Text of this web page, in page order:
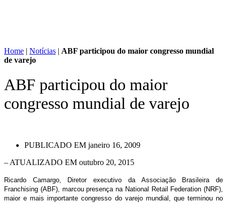
Home | Notícias | ABF participou do maior congresso mundial
de varejo
ABF participou do maior
congresso mundial de varejo
PUBLICADO EM janeiro 16, 2009
– ATUALIZADO EM outubro 20, 2015
Ricardo Camargo, Diretor executivo da Associação Brasileira de
Franchising (ABF), marcou presença na National Retail Federation (NRF),
maior e mais importante congresso do varejo mundial, que terminou no